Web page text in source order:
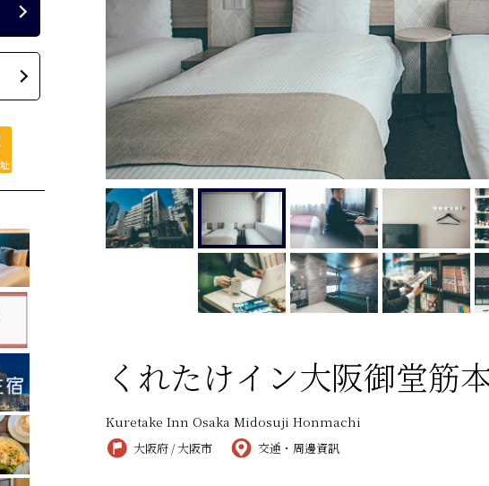
くれたけイン大阪御堂筋
Kuretake Inn Osaka Midosuji Honmachi
大阪府 / 大阪市 交通・周邊資訊